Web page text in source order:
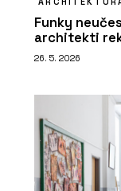
Funky
architekti
26. 5. 2026